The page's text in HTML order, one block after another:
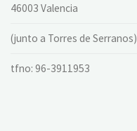
46003 Valencia
(junto a Torres de Serranos)
tfno: 96-3911953